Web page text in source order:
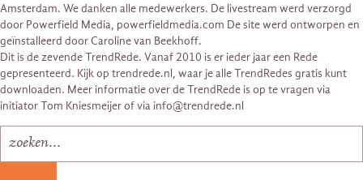
Amsterdam. We danken alle medewerkers. De livestream werd verzorgd
door Powerfield Media, powerfieldmedia.com De site werd ontworpen en
geïnstalleerd door Caroline van Beekhoff.
Dit is de zevende TrendRede. Vanaf 2010 is er ieder jaar een Rede
gepresenteerd. Kijk op trendrede.nl, waar je alle TrendRedes gratis kunt
downloaden. Meer informatie over de TrendRede is op te vragen via
initiator Tom Kniesmeijer of via info@trendrede.nl